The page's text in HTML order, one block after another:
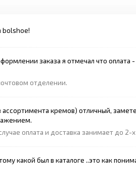
bolshoe!
заказа я отмечал что
отделении.
кремов) отличный,
оплата и доставка занимает до 2-
какой был в каталоге ..это как